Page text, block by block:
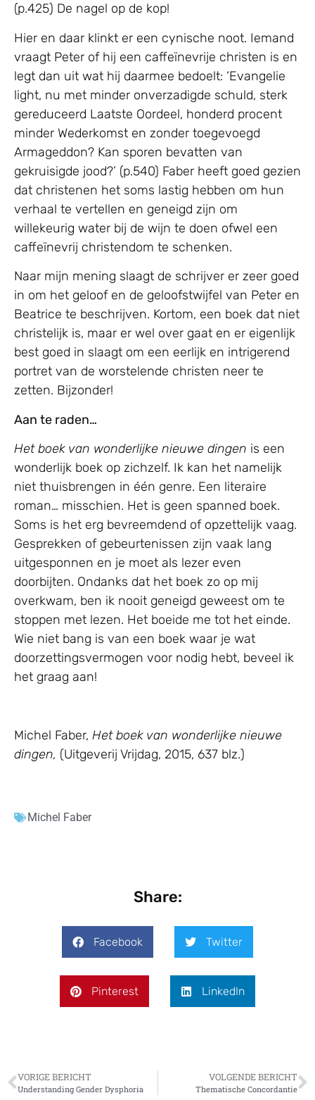
(p.425) De nagel op de kop!
Hier en daar klinkt er een cynische noot. Iemand
vraagt Peter of hij een caffeïnevrije christen is en
legt dan uit wat hij daarmee bedoelt: ‘Evangelie
light, nu met minder onverzadigde schuld, sterk
gereduceerd Laatste Oordeel, honderd procent
minder Wederkomst en zonder toegevoegd
Armageddon? Kan sporen bevatten van
gekruisigde jood?’ (p.540) Faber heeft goed gezien
dat christenen het soms lastig hebben om hun
verhaal te vertellen en geneigd zijn om
willekeurig water bij de wijn te doen ofwel een
caffeïnevrij christendom te schenken.
Naar mijn mening slaagt de schrijver er zeer goed
in om het geloof en de geloofstwijfel van Peter en
Beatrice te beschrijven. Kortom, een boek dat niet
christelijk is, maar er wel over gaat en er eigenlijk
best goed in slaagt om een eerlijk en intrigerend
portret van de worstelende christen neer te
zetten. Bijzonder!
Aan te raden…
Het boek van wonderlijke nieuwe dingen is een
wonderlijk boek op zichzelf. Ik kan het namelijk
niet thuisbrengen in één genre. Een literaire
roman… misschien. Het is geen spanned boek.
Soms is het erg bevreemdend of opzettelijk vaag.
Gesprekken of gebeurtenissen zijn vaak lang
uitgesponnen en je moet als lezer even
doorbijten. Ondanks dat het boek zo op mij
overkwam, ben ik nooit geneigd geweest om te
stoppen met lezen. Het boeide me tot het einde.
Wie niet bang is van een boek waar je wat
doorzettingsvermogen voor nodig hebt, beveel ik
het graag aan!
Michel Faber, Het boek van wonderlijke nieuwe
dingen, (Uitgeverij Vrijdag, 2015, 637 blz.)
Michel Faber
Share:
Facebook Twitter
Pinterest LinkedIn
VORIGE BERICHT
Understanding Gender Dysphoria
VOLGENDE BERICHT
Thematische Concordantie